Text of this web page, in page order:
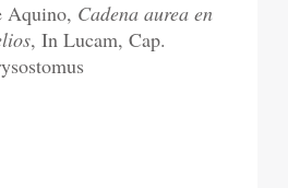
Aquino, Cadena aurea en
, In Lucam, Cap.